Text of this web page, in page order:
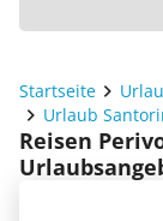
Startseite
Urlaub
Reisen